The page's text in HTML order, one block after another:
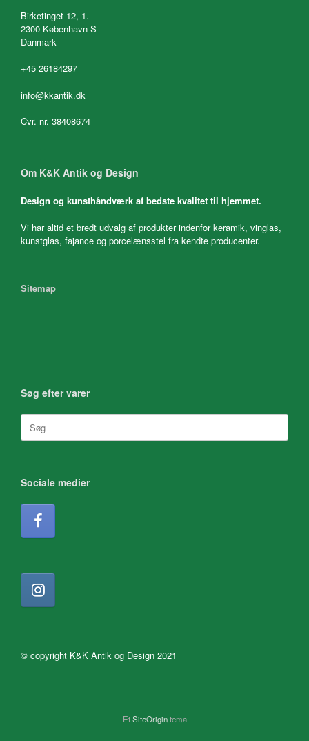
Birketinget 12, 1.
2300 København S
Danmark
+45 26184297
info@kkantik.dk
Cvr. nr. 38408674
Om K&K Antik og Design
Design og kunsthåndværk af bedste kvalitet til hjemmet.
Vi har altid et bredt udvalg af produkter indenfor keramik, vinglas,
kunstglas, fajance og porcelænsstel fra kendte producenter.
Sitemap
Søg efter varer
Søg
efter:
Sociale medier
© copyright K&K Antik og Design 2021
EtSiteOrigintema